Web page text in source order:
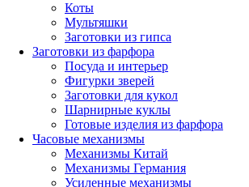
Коты
Мультяшки
Заготовки из гипса
Заготовки из фарфора
Посуда и интерьер
Фигурки зверей
Заготовки для кукол
Шарнирные куклы
Готовые изделия из фарфора
Часовые механизмы
Механизмы Китай
Механизмы Германия
Усиленные механизмы